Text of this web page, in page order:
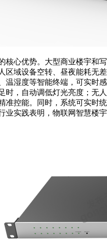
核心优势。大型商业楼宇和
区域设备空转、昼夜能耗无
温湿度等智能终端，可实时
时，自动调低灯光亮度；无
准控能。同时，系统可实时
业实践表明，物联网智慧楼